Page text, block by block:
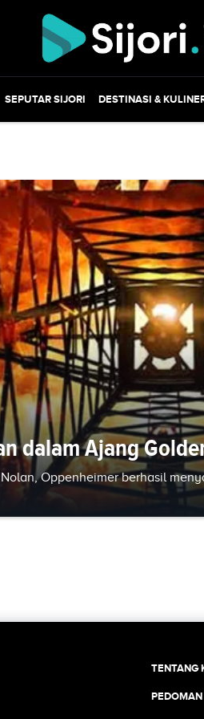
SEPUTAR SIJORI DESTINASI &
dalam Ajang
Oppenheimer berhasil
TENTANG